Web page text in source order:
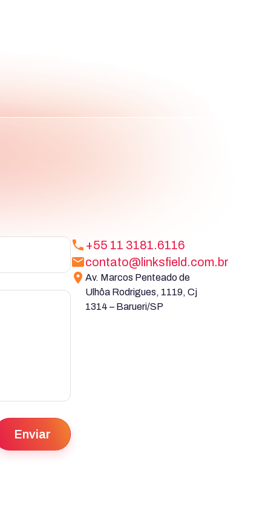
Enviar
+55 11 3181.6116
contato@linksfield.com.br
Av. Marcos Penteado de
Ulhôa Rodrigues, 1119, Cj
1314 – Barueri/SP